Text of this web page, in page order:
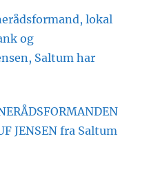
lokal
og
Saltum har
JENSEN fra Saltum